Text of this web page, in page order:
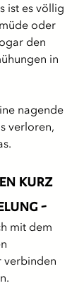
ist es völlig
oder
den
in
nagende
verloren,
kurz
-
mit dem
verbinden